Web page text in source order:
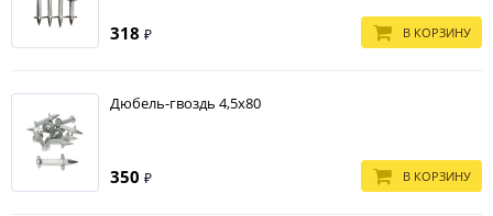
318 ₽ В КОРЗИНУ
Дюбель-гвоздь 4,5х80
350 ₽ В КОРЗИНУ